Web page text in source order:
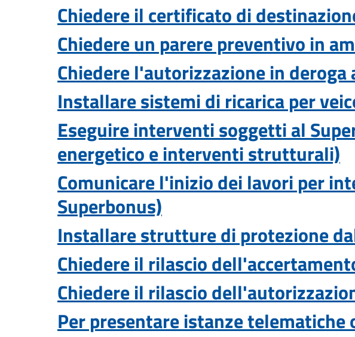
Chiedere il certificato di
Chiedere un parere preventivo in
Chiedere l'autorizzazione in
Installare sistemi di ricarica per
Eseguire interventi soggetti al
energetico e interventi strutturali)
Comunicare l'inizio dei lavori per
Superbonus)
Installare strutture di protezione
Chiedere il rilascio
Chiedere il rilascio
Per presentare istanze